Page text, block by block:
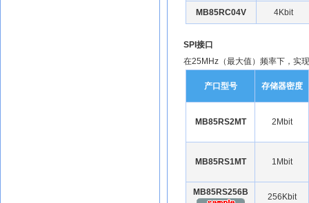
MB85RC04V 4Kbit
SPI接口
在25MHz（最大值）频率下，实
产口型号 存储器密度
MB85RS2MT 2Mbit
MB85RS1MT 1Mbit
MB85RS256B 256Kbit